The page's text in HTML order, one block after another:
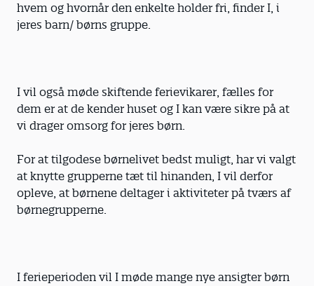
hvem og hvornår den enkelte holder fri, finder I, i
jeres barn/ børns gruppe.
I vil også møde skiftende ferievikarer, fælles for
dem er at de kender huset og I kan være sikre på at
vi drager omsorg for jeres børn.
For at tilgodese børnelivet bedst muligt, har vi valgt
at knytte grupperne tæt til hinanden, I vil derfor
opleve, at børnene deltager i aktiviteter på tværs af
børnegrupperne.
I ferieperioden vil I møde mange nye ansigter børn